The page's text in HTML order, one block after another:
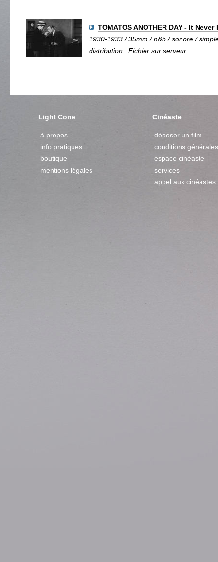
TOMATOS ANOTHER DAY - It Never
1930-1933 / 35mm / n&b / sonore /
distribution : Fichier sur serveur
Light Cone
à propos
info pratiques
boutique
mentions légales
Cinéaste
déposer un film
conditions générales
espace cinéaste
services
appel aux cinéastes